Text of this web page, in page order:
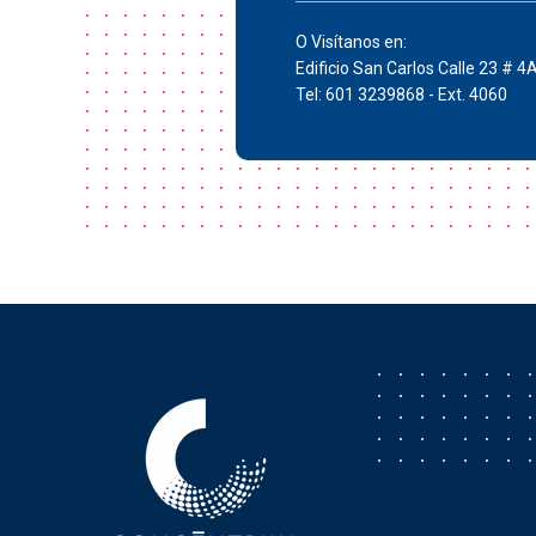
O Visítanos en:
Edificio San Carlos Calle 23 #
Tel: 601 3239868 - Ext. 4060